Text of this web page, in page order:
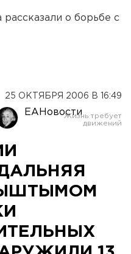
рассказали о борьбе с
25 ОКТЯБРЯ 2006 В 16:49
ЕАНовости